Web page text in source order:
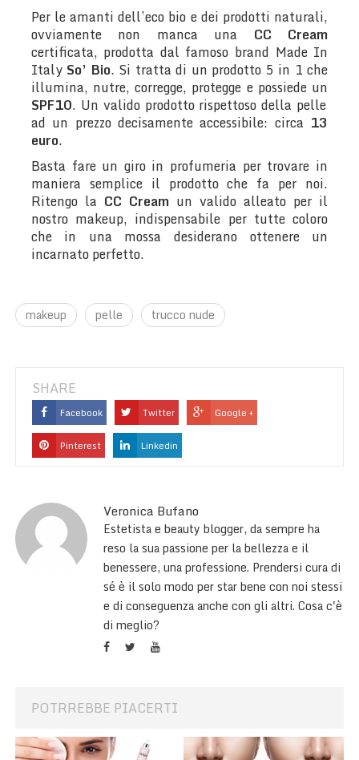
Per le amanti dell’eco bio e dei prodotti naturali,
ovviamente non manca una CC Cream
certificata, prodotta dal famoso brand Made In
Italy So’ Bio. Si tratta di un prodotto 5 in 1 che
illumina, nutre, corregge, protegge e possiede un
SPF10. Un valido prodotto rispettoso della pelle
ad un prezzo decisamente accessibile: circa 13
euro.
Basta fare un giro in profumeria per trovare in
maniera semplice il prodotto che fa per noi.
Ritengo la CC Cream un valido alleato per il
nostro makeup, indispensabile per tutte coloro
che in una mossa desiderano ottenere un
incarnato perfetto.
makeup pelle trucco nude
SHARE
Facebook Twitter Google +
Pinterest Linkedin
Veronica Bufano
Estetista e beauty blogger, da sempre ha
reso la sua passione per la bellezza e il
benessere, una professione. Prendersi cura di
sé è il solo modo per star bene con noi stessi
e di conseguenza anche con gli altri. Cosa c'è
di meglio?
POTRREBBE PIACERTI